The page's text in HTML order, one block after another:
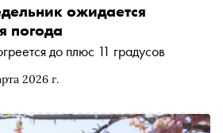
2026 г.
ожидается
погода
до плюс 11 градусов